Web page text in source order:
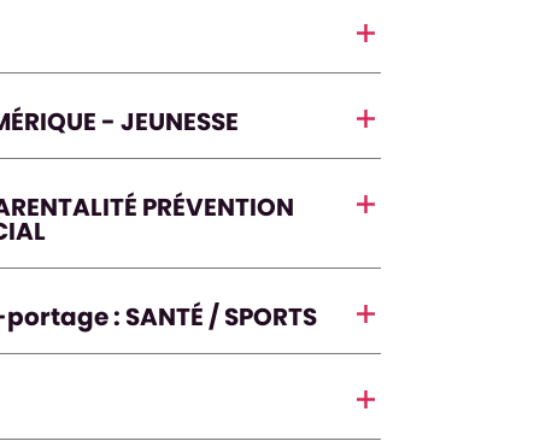
- JEUNESSE
PRÉVENTION
: SANTÉ / SPORTS